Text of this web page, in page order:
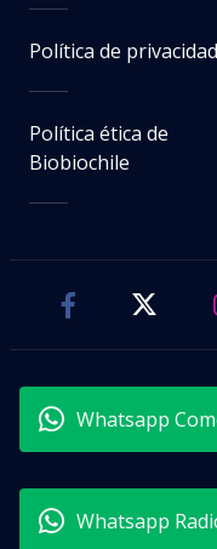
Política de privacidad
Política ética de
Biobiochile
Whatsapp
Whatsapp